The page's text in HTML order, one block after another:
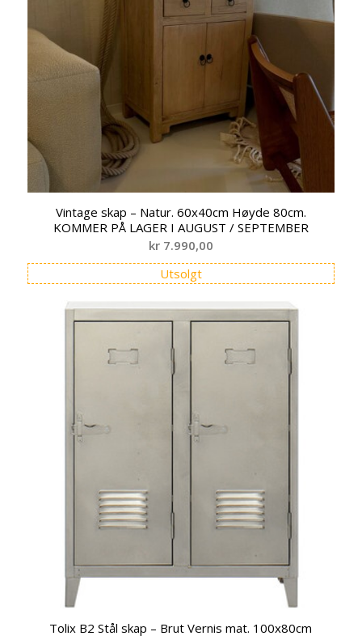
Vintage skap – Natur. 60x40cm Høyde 80cm.
KOMMER PÅ LAGER I AUGUST / SEPTEMBER
kr7.990,00
Utsolgt
Tolix B2 Stål skap – Brut Vernis mat. 100x80cm